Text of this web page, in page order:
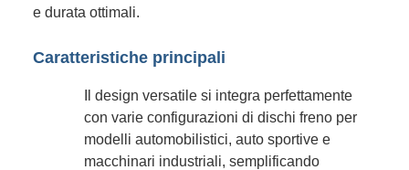
e durata ottimali.
Caratteristiche principali
Il design versatile si integra perfettamente
con varie configurazioni di dischi freno per
modelli automobilistici, auto sportive e
macchinari industriali, semplificando